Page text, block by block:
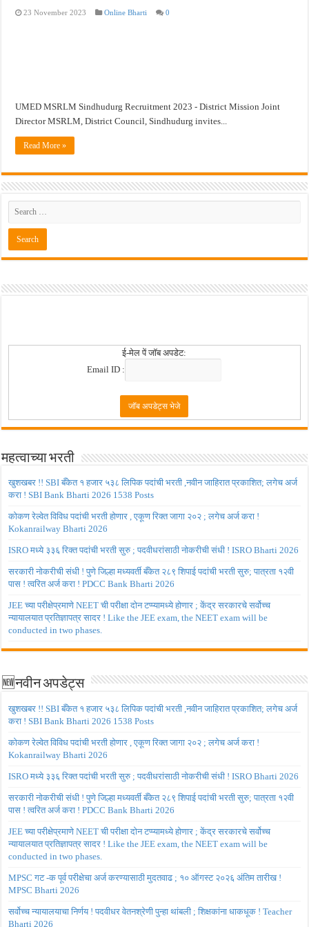
23 November 2023 Online Bharti 0
UMED MSRLM Sindhudurg Recruitment 2023 - District Mission Joint
Director MSRLM, District Council, Sindhudurg invites...
Read More »
ई-मेल पें जॉब अपडेट:
Email ID :
महत्वाच्या भरती
खुशखबर !! SBI बँकेत १ हजार ५३८ लिपिक पदांची भरती ,नवीन जाहिरात प्रकाशित; लगेच अर्ज
करा ! SBI Bank Bharti 2026 1538 Posts
कोकण रेल्वेत विविध पदांची भरती होणार , एकूण रिक्त जागा २०२ ; लगेच अर्ज करा !
Kokanrailway Bharti 2026
ISRO मध्ये ३३६ रिक्त पदांची भरती सुरु ; पदवीधरांसाठी नोकरीची संधी ! ISRO Bharti 2026
सरकारी नोकरीची संधी ! पुणे जिल्हा मध्यवर्ती बँकेत २८९ शिपाई पदांची भरती सुरु; पात्रता १२वी
पास ! त्वरित अर्ज करा ! PDCC Bank Bharti 2026
JEE च्या परीक्षेप्रमाणे NEET ची परीक्षा दोन टप्प्यामध्ये होणार ; केंद्र सरकारचे सर्वोच्च
न्यायालयात प्रतिज्ञापत्र सादर ! Like the JEE exam, the NEET exam will be
conducted in two phases.
🆕नवीन अपडेट्स
खुशखबर !! SBI बँकेत १ हजार ५३८ लिपिक पदांची भरती ,नवीन जाहिरात प्रकाशित; लगेच अर्ज
करा ! SBI Bank Bharti 2026 1538 Posts
कोकण रेल्वेत विविध पदांची भरती होणार , एकूण रिक्त जागा २०२ ; लगेच अर्ज करा !
Kokanrailway Bharti 2026
ISRO मध्ये ३३६ रिक्त पदांची भरती सुरु ; पदवीधरांसाठी नोकरीची संधी ! ISRO Bharti 2026
सरकारी नोकरीची संधी ! पुणे जिल्हा मध्यवर्ती बँकेत २८९ शिपाई पदांची भरती सुरु; पात्रता १२वी
पास ! त्वरित अर्ज करा ! PDCC Bank Bharti 2026
JEE च्या परीक्षेप्रमाणे NEET ची परीक्षा दोन टप्प्यामध्ये होणार ; केंद्र सरकारचे सर्वोच्च
न्यायालयात प्रतिज्ञापत्र सादर ! Like the JEE exam, the NEET exam will be
conducted in two phases.
MPSC गट -क पूर्व परीक्षेचा अर्ज करण्यासाठी मुदतवाढ ; १० ऑगस्ट २०२६ अंतिम तारीख !
MPSC Bharti 2026
सर्वोच्च न्यायालयाचा निर्णय ! पदवीधर वेतनश्रेणी पुन्हा थांबली ; शिक्षकांना धाकधूक ! Teacher
Bharti 2026